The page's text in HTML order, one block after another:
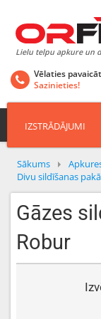
Lielu telpu apkure un
Vēlaties
Sazinieties!
IZSTRĀDĀJUMI
Sākums
Divu sildīšanas
Gāzes
Robur